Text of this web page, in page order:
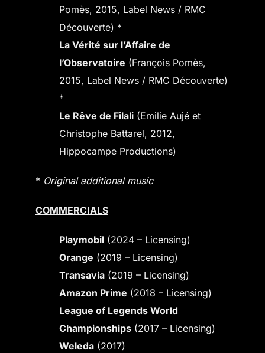
Pomès, 2015, Label News / RMC
Découverte) *
La Vérité sur l’Affaire de
l’Observatoire (François Pomès,
2015, Label News / RMC Découverte)
*
Le Rêve de Filali (Emilie Aujé et
Christophe Battarel, 2012,
Hippocampe Productions)
* Original additional music
COMMERCIALS
Playmobil (2024 – Licensing)
Orange (2019 – Licensing)
Transavia (2019 – Licensing)
Amazon Prime (2018 – Licensing)
League of Legends World
Championships (2017 – Licensing)
Weleda (2017)